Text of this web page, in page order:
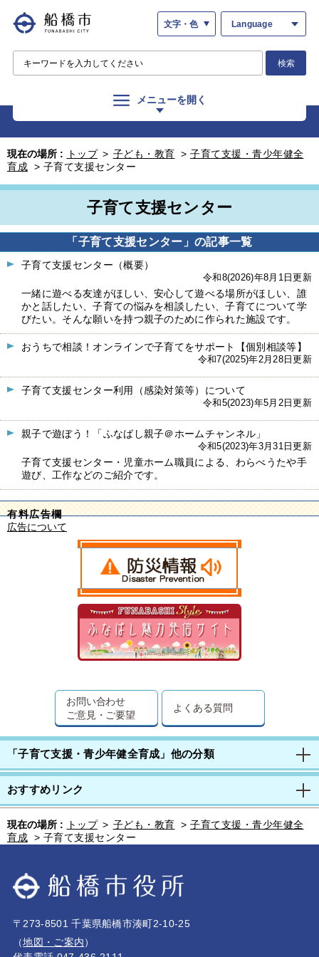
文字・色 Language
検索
メニューを開く
現在の場所 : トップ > 子ども・教育 > 子育て支援・青少年健全
育成 > 子育て支援センター
子育て支援センター
「子育て支援センター」の記事一覧
子育て支援センター（概要）
令和8(2026)年8月1日更新
一緒に遊べる友達がほしい、安心して遊べる場所がほしい、誰
かと話したい、子育ての悩みを相談したい、子育てについて学
びたい。そんな願いを持つ親子のために作られた施設です。
おうちで相談！オンラインで子育てをサポート【個別相談等】
令和7(2025)年2月28日更新
子育て支援センター利用（感染対策等）について
令和5(2023)年5月2日更新
親子で遊ぼう！「ふなばし親子＠ホームチャンネル」
令和5(2023)年3月31日更新
子育て支援センター・児童ホーム職員による、わらべうたや手
遊び、工作などのご紹介です。
有料広告欄
広告について
お問い合わせ
ご意見・ご要望
よくある質問
「子育て支援・青少年健全育成」他の分類
おすすめリンク
現在の場所 : トップ > 子ども・教育 > 子育て支援・青少年健全
育成 > 子育て支援センター
〒273-8501 千葉県船橋市湊町2-10-25
（地図・ご案内）